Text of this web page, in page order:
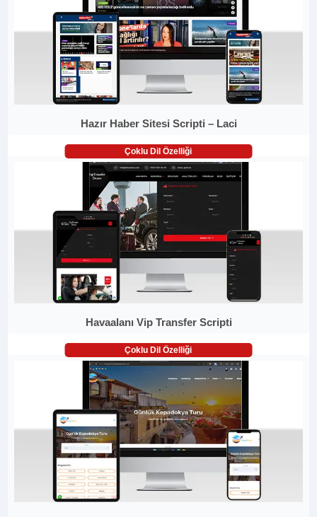
Hazır Haber Sitesi Scripti – Laci
Çoklu Dil Özelliği
Havaalanı Vip Transfer Scripti
Çoklu Dil Özelliği